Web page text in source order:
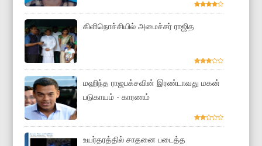
கிளிநொச்சியில் அமைச்சர் ராஜித
மஹிந்த ராஜபக்சவின் இரண்டாவது மகன்
படுகாயம் - காரணம்
உயர்தரத்தில் சாதனை படைத்த